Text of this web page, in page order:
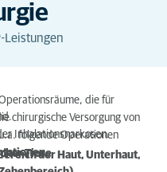
Leistungen
die für
chirurgische Versorgung von
Inhalationsnarkosen.
folgende Operationen
Tiere
der Haut, Unterhaut,